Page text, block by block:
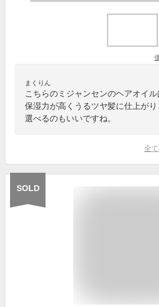
まくりん
こちらのミジャンセンのヘアオイル
保湿力が高くうるツヤ髪に仕上が
選べるのもいいですね。
全
SOLD